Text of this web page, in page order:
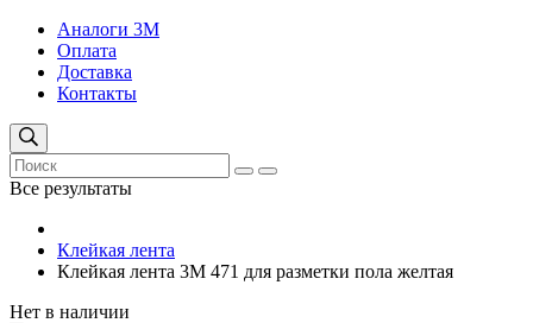
Аналоги 3М
Оплата
Доставка
Контакты
Все результаты
Клейкая лента
Клейкая лента 3М 471 для разметки пола желтая
Нет в наличии